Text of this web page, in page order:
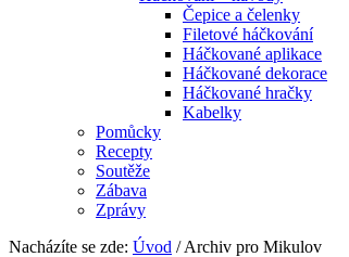
Čepice a čelenky
Filetové háčkování
Háčkované aplikace
Háčkované dekorace
Háčkované hračky
Kabelky
Pomůcky
Recepty
Soutěže
Zábava
Zprávy
Nacházíte se zde: Úvod / Archiv pro Mikulov